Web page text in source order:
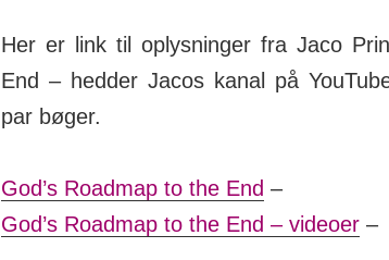
Her er link til op­lys­ninger fra Jaco
End – hedder Jacos kanal på
par bøger.
God’s Roadmap to the End –
God’s Roadmap to the End – videoer –